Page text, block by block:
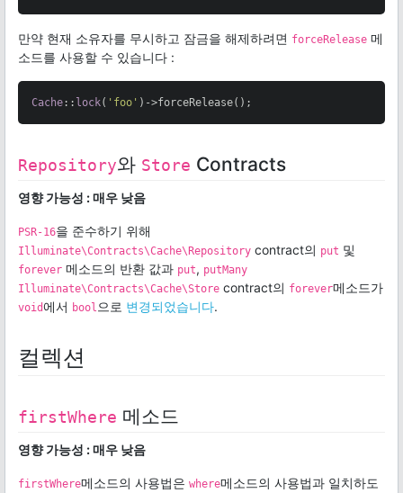
만약 현재 소유자를 무시하고 잠금을 해제하려면 forceRelease 메
소드를 사용할 수 있습니다 :
Cache :: lock( 'foo' )->forceRelease();
Repository와 Store Contracts
영향 가능성 : 매우 낮음
PSR-16을 준수하기 위해
Illuminate\Contracts\Cache\Repository contract의 put 및
forever 메소드의 반환 값과 put, putMany
Illuminate\Contracts\Cache\Store contract의 forever메소드가
void에서 bool 으로 변경되었습니다.
컬렉션
firstWhere 메소드
영향 가능성 : 매우 낮음
firstWhere메소드의 사용법은 where메소드의 사용법과 일치하도